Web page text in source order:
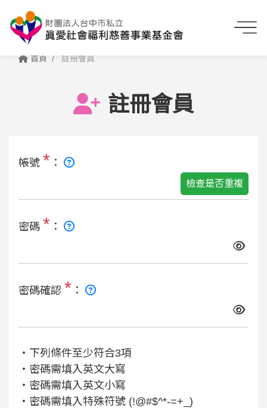
首頁 註冊會員
註冊會員
帳號 * ：
檢查是否重複
密碼 * ：
密碼確認 * ：
‧下列條件至少符合3項
‧密碼需填入英文大寫
‧密碼需填入英文小寫
‧密碼需填入特殊符號 (!@#$^*-=+_)